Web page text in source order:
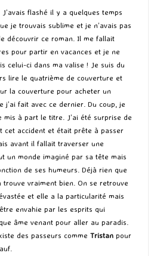
J’avais flashé il y a quelques temps
je trouvais sublime et je n’avais pas
découvrir ce roman. Il me fallait
pour partir en vacances et je ne
celui-ci dans ma valise ! Je suis du
lire le quatrième de couverture et
la couverture pour acheter un
j’ai fait avec ce dernier. Du coup, je
mis à part le titre. J’ai été surprise de
cet accident et était prête à passer
avant il fallait traverser une
un monde imaginé par sa tête mais
de ses humeurs. Déjà rien que
trouve vraiment bien. On se retrouve
et elle a la particularité mais
envahie par les esprits qui
âme venant pour aller au paradis.
des passeurs comme Tristan pour